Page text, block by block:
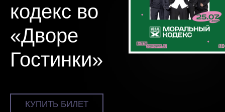
кодекс во
«Дворе
Гостинки»
КУПИТЬ БИЛЕТ